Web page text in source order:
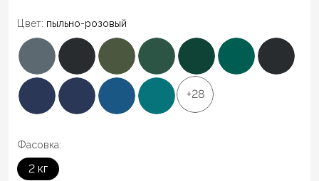
Цвет: пыльно-розовый
+28
Фасовка:
2 кг